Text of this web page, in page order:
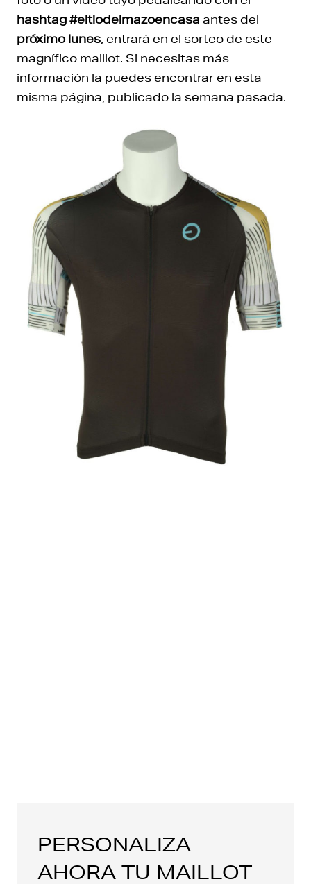
hashtag #eltiodelmazoencasa antes del
próximo lunes , entrará en el sorteo de este
magnífico maillot. Si necesitas más
información la puedes encontrar en esta
misma página, publicado la semana pasada.
PERSONALIZA
AHORA TU MAILLOT